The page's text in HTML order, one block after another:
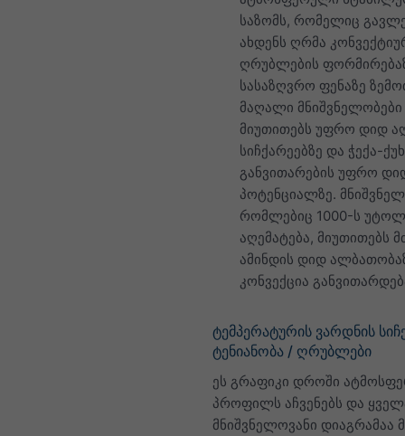
საზომს, რომელიც
ახდენს ღრმა
ღრუბლების
სასაზღვრო ფენაზე
მაღალი მნიშვნელობები
მიუთითებს უფრო დიდ
სიჩქარეებზე და ჭექა-
განვითარების უფრო
პოტენციალზე.
რომლებიც 1000-ს
აღემატება, მიუთითებს
ამინდის დიდ
კონვექცია
ტემპერატურის ვარდნის
ტენიანობა / ღრუბლები
ეს გრაფიკი დროში
პროფილს აჩვენებს და
მნიშვნელოვანი დიაგრამაა